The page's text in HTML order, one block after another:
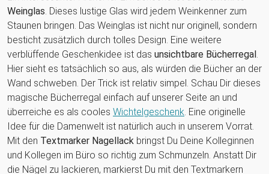
Weinglas . Dieses lustige Glas wird jedem Weinkenner zum
Staunen bringen. Das Weinglas ist nicht nur originell, sondern
besticht zusätzlich durch tolles Design. Eine weitere
verblüffende Geschenkidee ist das unsichtbare Bücherregal
Hier sieht es tatsächlich so aus, als würden die Bücher an der
Wand schweben. Der Trick ist relativ simpel. Schau Dir dieses
magische Bücherregal einfach auf unserer Seite an und
überreiche es als cooles Wichtelgeschenk . Eine originelle
Idee für die Damenwelt ist natürlich auch in unserem Vorrat.
Mit den Textmarker Nagellack bringst Du Deine Kolleginnen
und Kollegen im Büro so richtig zum Schmunzeln. Anstatt Dir
die Nägel zu lackieren, markierst Du mit den Textmarkern